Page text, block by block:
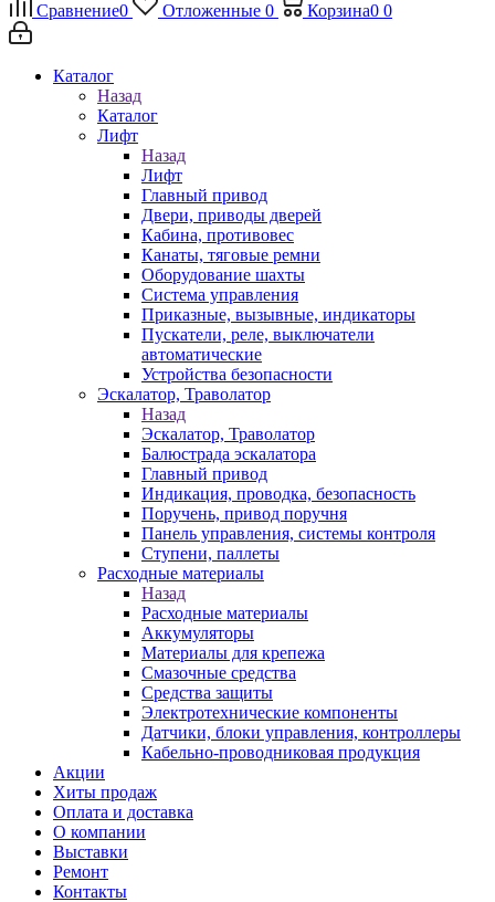
Сравнение0 Отложенные 0 Корзина0 0
Каталог
Назад
Каталог
Лифт
Назад
Лифт
Главный привод
Двери, приводы дверей
Кабина, противовес
Канаты, тяговые ремни
Оборудование шахты
Система управления
Приказные, вызывные, индикаторы
Пускатели, реле, выключатели
автоматические
Устройства безопасности
Эскалатор, Траволатор
Назад
Эскалатор, Траволатор
Балюстрада эскалатора
Главный привод
Индикация, проводка, безопасность
Поручень, привод поручня
Панель управления, системы контроля
Ступени, паллеты
Расходные материалы
Назад
Расходные материалы
Аккумуляторы
Материалы для крепежа
Смазочные средства
Средства защиты
Электротехнические компоненты
Датчики, блоки управления, контроллеры
Кабельно-проводниковая продукция
Акции
Хиты продаж
Оплата и доставка
О компании
Выставки
Ремонт
Контакты